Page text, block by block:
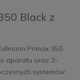
Black z
Primax 350
aparatu oraz 3-
systemów